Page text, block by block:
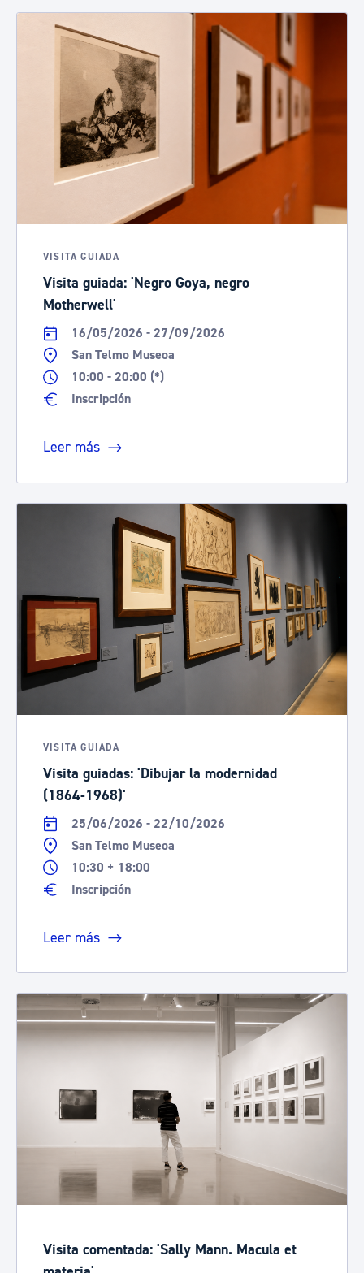
VISITA GUIADA
Visita guiada: 'Negro Goya, negro
Motherwell'
16/05/2026 - 27/09/2026
San Telmo Museoa
10:00 - 20:00 (*)
Inscripción
Leer más
VISITA GUIADA
Visita guiadas: 'Dibujar la modernidad
(1864-1968)'
25/06/2026 - 22/10/2026
San Telmo Museoa
10:30 + 18:00
Inscripción
Leer más
Visita comentada: 'Sally Mann. Macula et